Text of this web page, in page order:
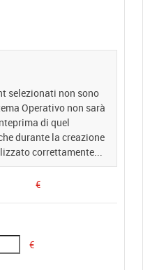
selezionati non sono
Operativo non sarà
di quel
durante la creazione
correttamente...
€
€